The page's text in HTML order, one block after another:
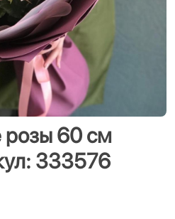
розы 60 см
333576